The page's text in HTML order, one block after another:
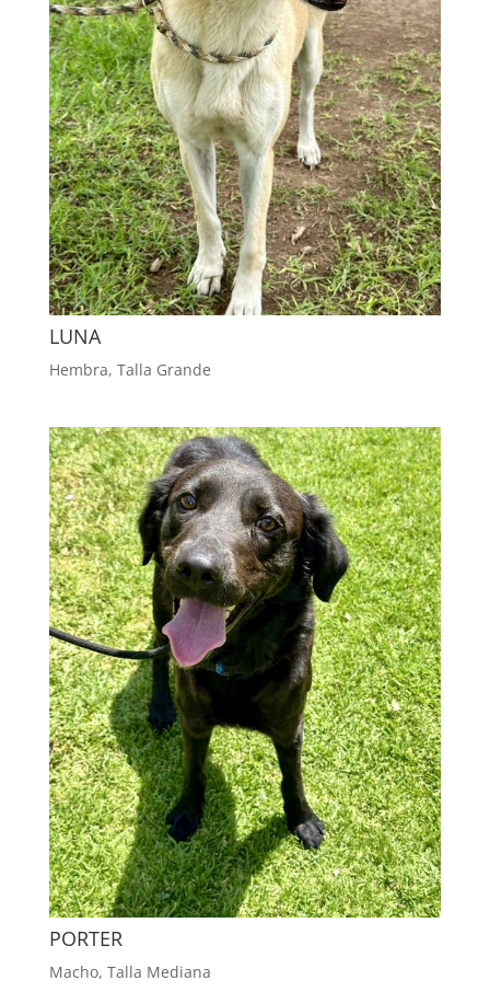
LUNA
Hembra, Talla Grande
PORTER
Macho, Talla Mediana